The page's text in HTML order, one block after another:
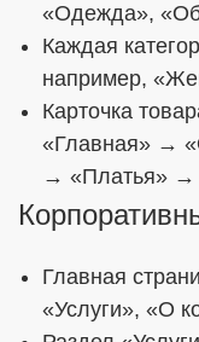
«Одежда»,
Каждая
например,
Карточка
«Главная» →
→ «Платья» →
Главная
«Услуги», «О